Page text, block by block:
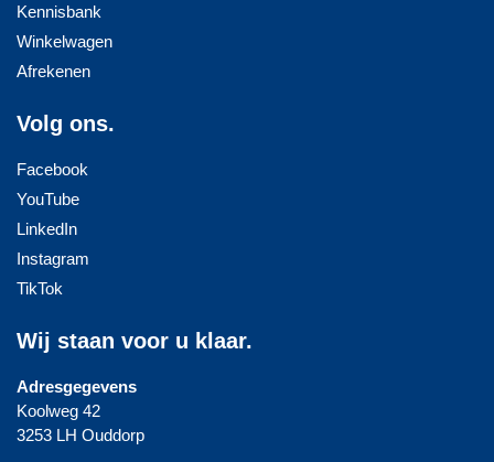
Kennisbank
Winkelwagen
Afrekenen
Volg ons.
Facebook
YouTube
LinkedIn
Instagram
TikTok
Wij staan voor u klaar.
Adresgegevens
Koolweg 42
3253 LH Ouddorp